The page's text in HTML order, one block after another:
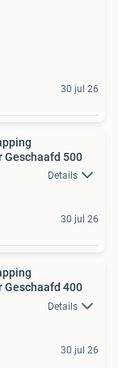
30 jul 26
Geschaafd 500
Details
30 jul 26
Geschaafd 400
Details
30 jul 26